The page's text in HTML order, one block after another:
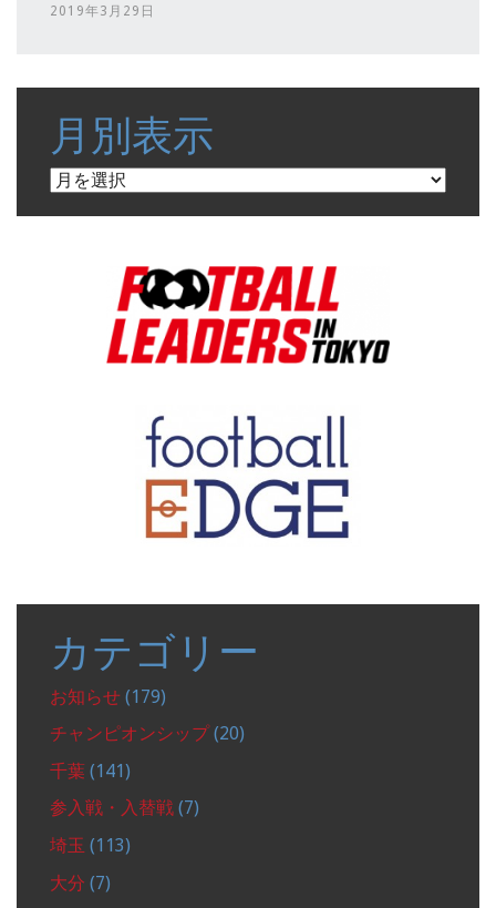
2019年3月29日
月別表示
月
カテゴリー
お知らせ (179)
チャンピオンシップ(20)
千葉 (141)
参入戦・入替戦 (7)
埼玉 (113)
大分 (7)